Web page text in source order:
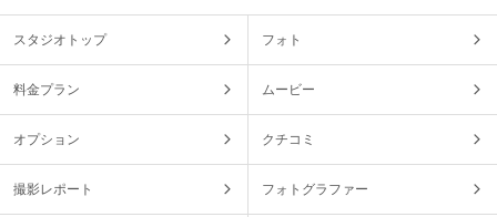
スタジオトップ フォト
料金プラン ムービー
オプション クチコミ
撮影レポート フォトグラファー